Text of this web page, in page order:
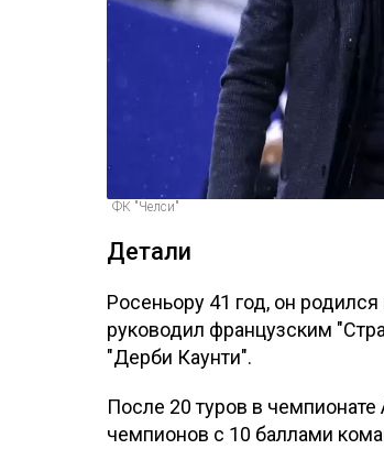
ФК "Челси"
Детали
Росеньору 41 год, он
руководил французским
"Дерби Каунти".
После 20 туров в
чемпионов с 10 баллами